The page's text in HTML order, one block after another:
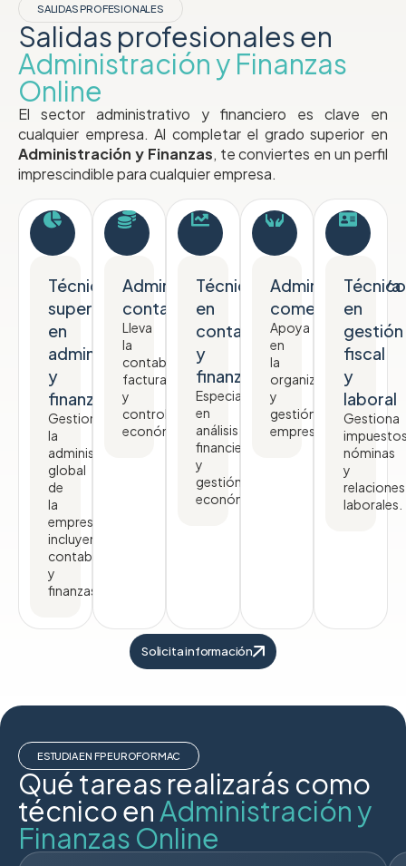
SALIDAS PROFESIONALES
Salidas profesionales en
Administración y Finanzas
Online
El sector administrativo y financiero es clave en
cualquier empresa. Al completar el grado superior en
Administración y Finanzas, te conviertes en un perfil
imprescindible para cualquier empresa.
Técnico/a
superior
en
administración
y
finanzas
Gestiona
la
administración
global
de
la
empresa,
incluyendo
contabilidad
y
finanzas.
Administrativo/a
contable
Lleva
la
contabilidad,
facturación
y
control
económico.
Técnico/a
en
contabilidad
y
finanzas
Especialista
en
análisis
financiero
y
gestión
económica.
Administrativo/a
comercial
Apoya
en
la
organización
y
gestión
empresarial.
en
gestión
fiscal
y
laboral
Gestiona
nóminas
y
relaciones
laborales.
Solicita información
ESTUDIA EN FP EUROFORMAC
Qué tareas realizarás como
técnico en Administración y
Finanzas Online